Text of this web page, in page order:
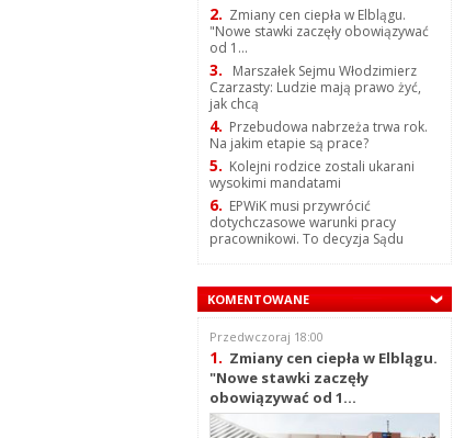
2. Zmiany cen ciepła w Elblągu.
"Nowe stawki zaczęły obowiązywać
od 1...
3.
Marszałek Sejmu Włodzimierz
Czarzasty: Ludzie mają prawo żyć,
jak chcą
4. Przebudowa nabrzeża trwa rok.
Na jakim etapie są prace?
5. Kolejni rodzice zostali ukarani
wysokimi mandatami
6. EPWiK musi przywrócić
dotychczasowe warunki pracy
pracownikowi. To decyzja Sądu
KOMENTOWANE
Przedwczoraj 18:00
1. Zmiany cen ciepła w Elblągu.
"Nowe stawki zaczęły
obowiązywać od 1...